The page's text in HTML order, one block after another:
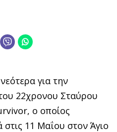
για την
22χρονου Σταύρου
ο οποίος
11 Μαΐου στον Άγιο